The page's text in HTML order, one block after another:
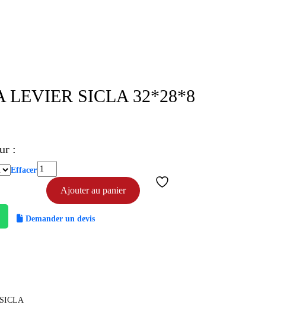
LEVIER SICLA 32*28*8
:
Effacer quantité
de
classeur
levier
Ajouter au panier
Demander un devis